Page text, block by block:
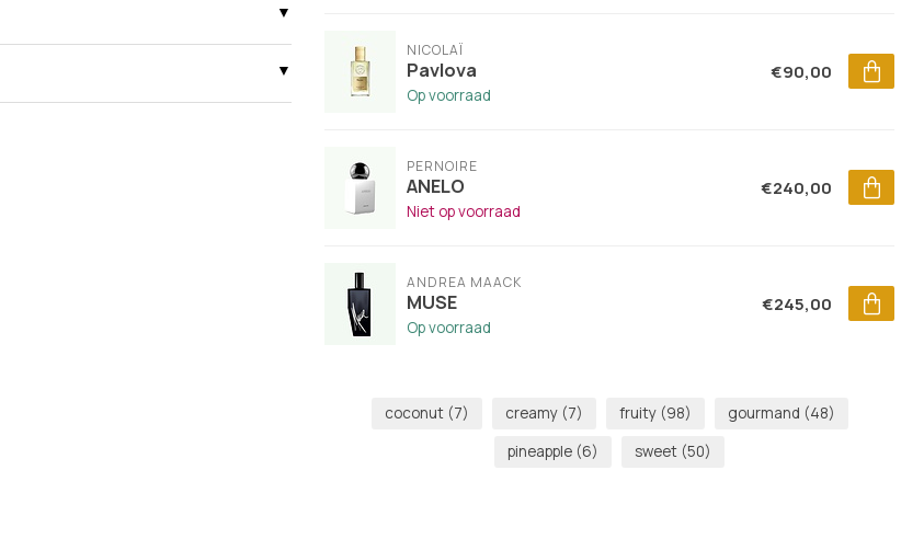
NICOLAÏ
Pavlova
Op voorraad
€90,00
PERNOIRE
ANELO
Niet op voorraad
€240,00
ANDREA MAACK
MUSE
Op voorraad
€245,00
coconut (7) creamy (7) fruity (98) gourmand (48)
pineapple (6) sweet (50)